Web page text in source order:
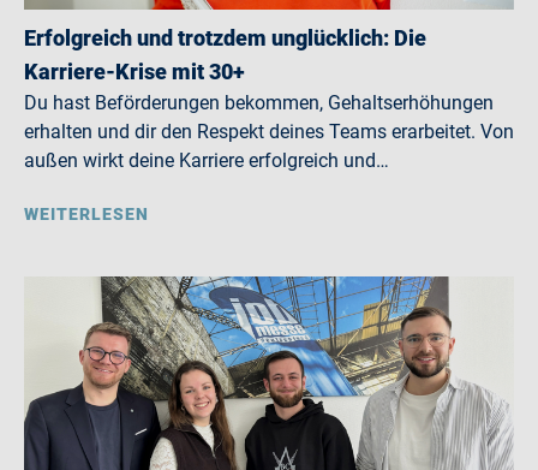
Erfolgreich und trotzdem unglücklich: Die
Karriere-Krise mit 30+
Du hast Beförderungen bekommen, Gehaltserhöhungen
erhalten und dir den Respekt deines Teams erarbeitet. Von
außen wirkt deine Karriere erfolgreich und…
WEITERLESEN